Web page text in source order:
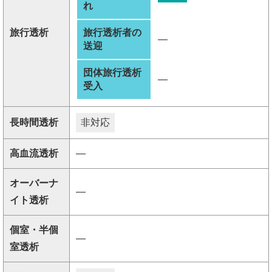
旅行透析
れ
旅行透析者の
送迎
―
団体旅行透析
受入
―
長時間透析 非対応
高血流透析 ―
オーバーナ
イト透析
―
個室・半個
室透析
―